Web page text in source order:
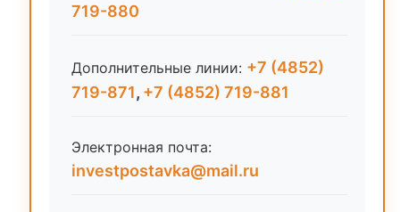
719-880
Дополнительные линии: +7 (4852)
719-871, +7 (4852) 719-881
Электронная почта:
investpostavka@mail.ru